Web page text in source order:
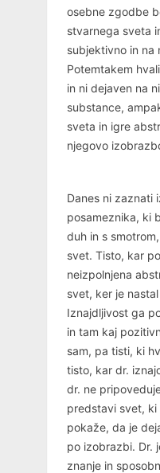
osebne zgodbe
stvarnega sveta
subjektivno in na
Potemtakem
in ni dejaven na
substance,
sveta in igre
njegovo
Danes ni zaznati
posameznika, ki
duh in s
svet. Tisto, kar
neizpolnjena
svet, ker je
Iznajdljivost ga
in tam kaj
sam, pa tisti, ki
tisto, kar dr.
dr. ne
predstavi svet, ki
pokaže, da je
po izobrazbi. Dr.
znanje in